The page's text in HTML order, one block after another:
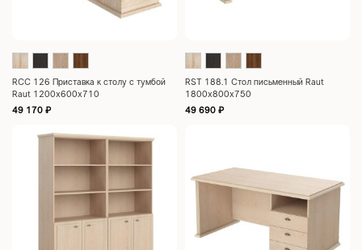
RCC 126 Приставка к столу с тумбой
Raut 1200х600х710
49 170 ₽
RST 188.1 Стол письменный Raut
1800х800х750
49 690 ₽